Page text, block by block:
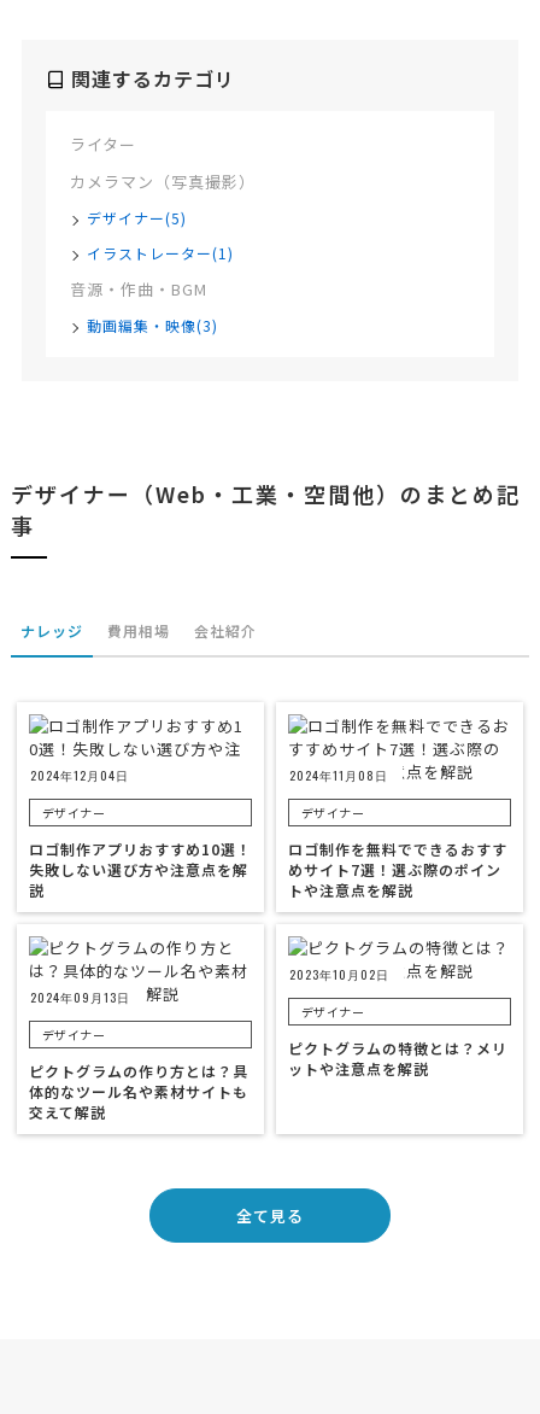
関連するカテゴリ
ライター
カメラマン（写真撮影）
デザイナー(5)
イラストレーター(1)
音源・作曲・BGM
動画編集・映像(3)
デザイナー（Web・工業・空間他）のまとめ記
事
ナレッジ 費用相場 会社紹介
2024年12月04日
デザイナー
ロゴ制作アプリおすすめ10選！
失敗しない選び方や注意点を解
説
2024年11月08日
デザイナー
ロゴ制作を無料でできるおすす
めサイト7選！選ぶ際のポイン
トや注意点を解説
2024年09月13日
デザイナー
ピクトグラムの作り方とは？具
体的なツール名や素材サイトも
交えて解説
2023年10月02日
デザイナー
ピクトグラムの特徴とは？メリ
ットや注意点を解説
全て見る